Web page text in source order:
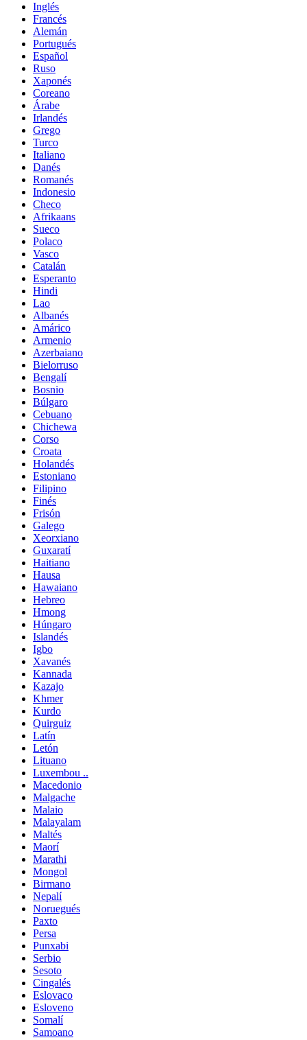
Inglés
Francés
Alemán
Portugués
Español
Ruso
Xaponés
Coreano
Árabe
Irlandés
Grego
Turco
Italiano
Danés
Romanés
Indonesio
Checo
Afrikaans
Sueco
Polaco
Vasco
Catalán
Esperanto
Hindi
Lao
Albanés
Amárico
Armenio
Azerbaiano
Bielorruso
Bengalí
Bosnio
Búlgaro
Cebuano
Chichewa
Corso
Croata
Holandés
Estoniano
Filipino
Finés
Frisón
Galego
Xeorxiano
Guxaratí
Haitiano
Hausa
Hawaiano
Hebreo
Hmong
Húngaro
Islandés
Igbo
Xavanés
Kannada
Kazajo
Khmer
Kurdo
Quirguiz
Latín
Letón
Lituano
Luxembou ..
Macedonio
Malgache
Malaio
Malayalam
Maltés
Maorí
Marathi
Mongol
Birmano
Nepalí
Noruegués
Paxto
Persa
Punxabi
Serbio
Sesoto
Cingalés
Eslovaco
Esloveno
Somalí
Samoano